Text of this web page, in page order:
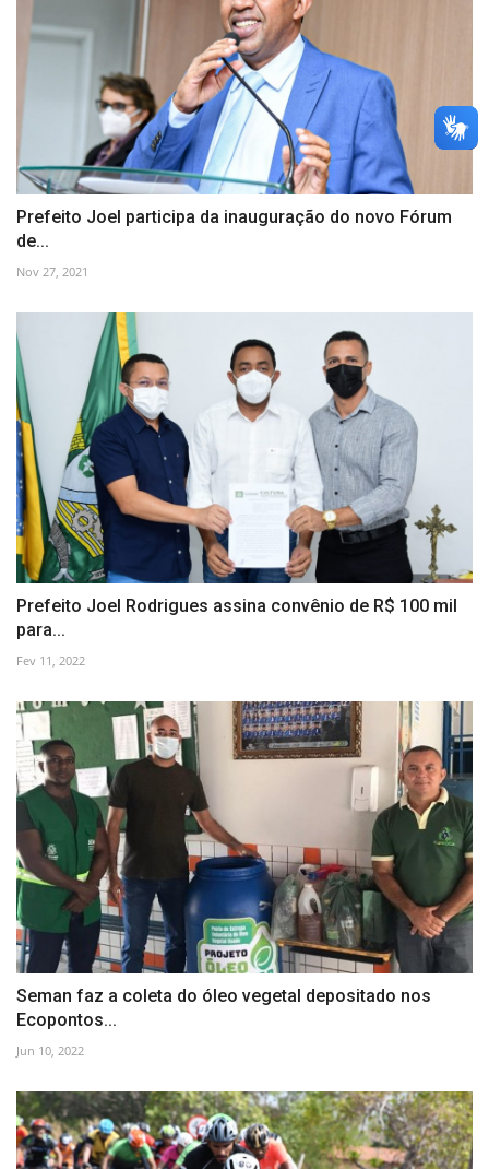
Prefeito Joel participa da inauguração do novo Fórum
de...
Nov 27, 2021
Prefeito Joel Rodrigues assina convênio de R$ 100 mil
para...
Fev 11, 2022
Seman faz a coleta do óleo vegetal depositado nos
Ecopontos...
Jun 10, 2022